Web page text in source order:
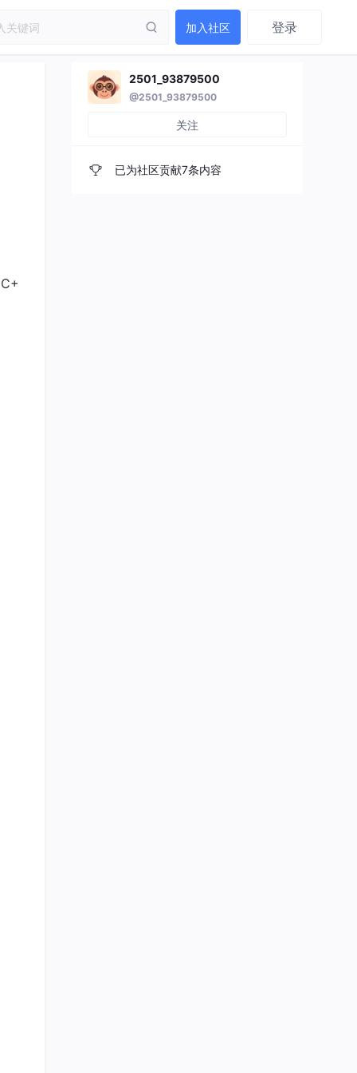
加入社区 登录
2501_93879500
@2501_93879500
关注
已为社区贡献7条内容